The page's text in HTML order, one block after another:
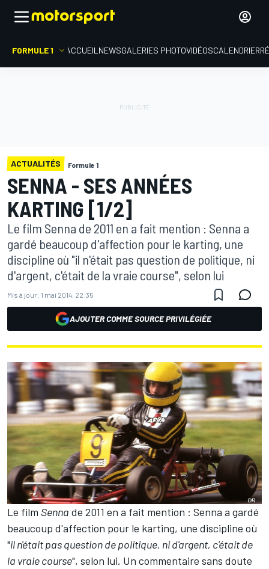
FORMULE 1 ACCUEIL NEWSGALERIES PHOTOVIDÉOSCALENDRIER
ACTUALITÉS Formule 1
SENNA - SES ANNÉES
KARTING [1/2]
Le film Senna de 2011 en a fait mention : Senna a
gardé beaucoup d'affection pour le karting, une
discipline où "il n'était pas question de politique, ni
d'argent, c'était de la vraie course", selon lui
Mis à jour: 1 mai 2014, 22:35
AJOUTER COMME SOURCE PRIVILÉGIÉE
Le film Senna de 2011 en a fait mention : Senna a gardé
beaucoup d'affection pour le karting, une discipline où
"il n'était pas question de politique, ni d'argent, c'était de
la vraie course", selon lui. Un commentaire sans doute